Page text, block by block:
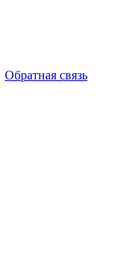
Обратная связь